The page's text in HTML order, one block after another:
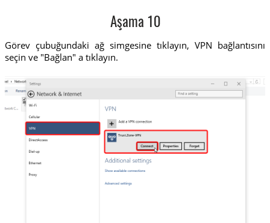
Aşama 10
Görev çubuğundaki ağ simgesine tıklayın, VPN bağlantısını
seçin ve "Bağlan" a tıklayın.
Trust.Zone-VPN